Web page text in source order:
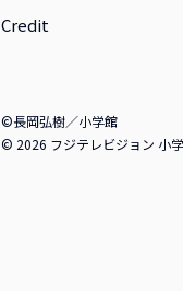
Credit
©長岡弘樹／小学館
© 2026 フジテレビジョン 小